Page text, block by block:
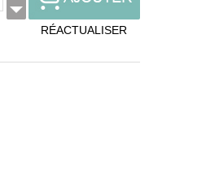
RÉACTUALISER